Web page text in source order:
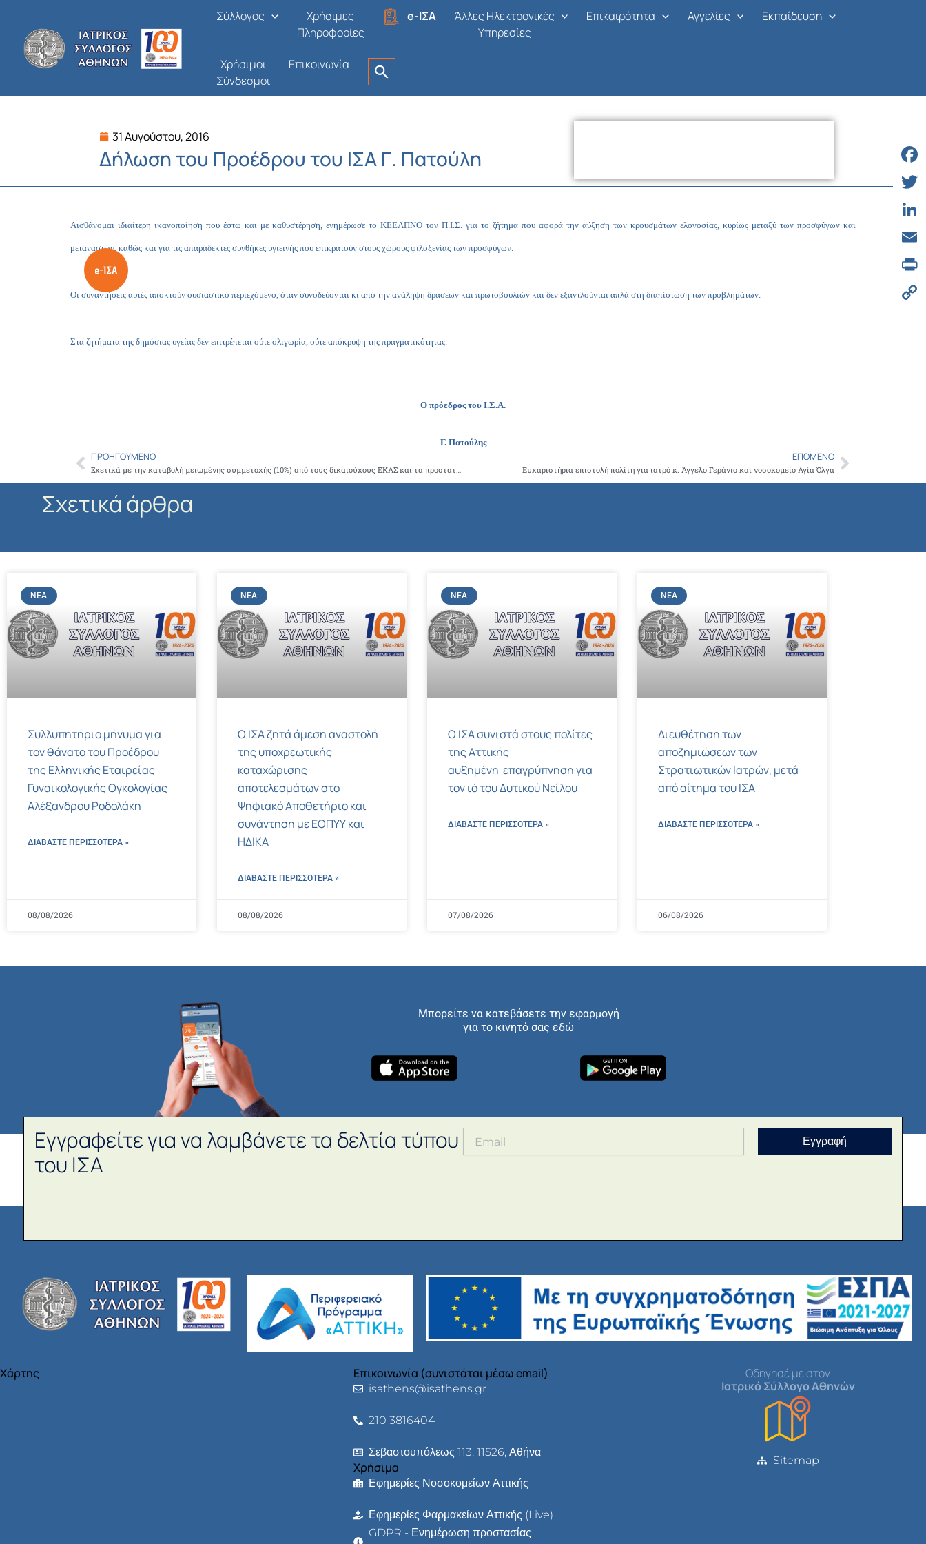
περιεχόμενο
Σύλλογος
Χρήσιμες
Πληροφορίες
e-ΙΣΑ
Άλλες Ηλεκτρονικές
Υπηρεσίες
Επικαιρότητα Αγγελίες Εκπαίδευση
Χρήσιμοι
Σύνδεσμοι
Επικοινωνία
31 Αυγούστου, 2016
Δήλωση του Προέδρου του ΙΣΑ Γ. Πατούλη
Αισθάνομαι ιδιαίτερη ικανοποίηση που έστω και με καθυστέρηση, ενημέρωσε το ΚΕΕΛΠΝΟ τον Π.Ι.Σ. για το ζήτημα που αφορά την αύξηση των κρουσμάτων ελονοσίας, κυρίως μεταξύ των προσφύγων και
μεταναστών, καθώς και για τις απαράδεκτες συνθήκες υγιεινής που επικρατούν στους χώρους φιλοξενίας των προσφύγων.
Οι συναντήσεις αυτές αποκτούν ουσιαστικό περιεχόμενο, όταν συνοδεύονται κι από την ανάληψη δράσεων και πρωτοβουλιών και δεν εξαντλούνται απλά στη διαπίστωση των προβλημάτων.
Στα ζητήματα της δημόσιας υγείας δεν επιτρέπεται ούτε ολιγωρία, ούτε απόκρυψη της πραγματικότητας.
Ο πρόεδρος του Ι.Σ.Α.
Γ. Πατούλης
Prev
ΠΡΟΗΓΟΎΜΕΝΟ
Σχετικά με την καταβολή μειωμένης συμμετοχής (10%) από τους δικαιούχους ΕΚΑΣ και τα προστατευόμενα μέλη των οικογενειών τους για όλα τα φάρμακα ιών ηοσς για όλα ηα θάρμακα»
ΕΠΌΜΕΝΟ
Ευχαριστήρια επιστολή πολίτη για ιατρό κ. Άγγελο Γεράνιο και νοσοκομείο Αγία ΌλγαNext
Σχετικά άρθρα
ΝΈΑ
Συλλυπητήριο μήνυμα για
τον θάνατο του Προέδρου
της Ελληνικής Εταιρείας
Γυναικολογικής Ογκολογίας
Αλέξανδρου Ροδολάκη
ΔΙΑΒΑΣΤΕ ΠΕΡΙΣΣΌΤΕΡΑ »
08/08/2026
ΝΈΑ
Ο ΙΣΑ ζητά άμεση αναστολή
της υποχρεωτικής
καταχώρισης
αποτελεσμάτων στο
Ψηφιακό Αποθετήριο και
συνάντηση με ΕΟΠΥΥ και
ΗΔΙΚΑ
ΔΙΑΒΑΣΤΕ ΠΕΡΙΣΣΌΤΕΡΑ »
08/08/2026
ΝΈΑ
Ο ΙΣΑ συνιστά στους πολίτες
της Αττικής
αυξημένη επαγρύπνηση για
τον ιό του Δυτικού Νείλου
ΔΙΑΒΑΣΤΕ ΠΕΡΙΣΣΌΤΕΡΑ »
07/08/2026
ΝΈΑ
Διευθέτηση των
αποζημιώσεων των
Στρατιωτικών Ιατρών, μετά
από αίτημα του ΙΣΑ
ΔΙΑΒΑΣΤΕ ΠΕΡΙΣΣΌΤΕΡΑ »
06/08/2026
Μπορείτε να κατεβάσετε την εφαρμογή
για το κινητό σας εδώ
Εγγραφείτε για να λαμβάνετε τα δελτία τύπου
του ΙΣΑ
Εγγραφή
Χάρτης Επικοινωνία (συνιστάται μέσω email)
isathens@isathens.gr
210 3816404
Σεβαστουπόλεως 113, 11526, Αθήνα
Χρήσιμα
Εφημερίες Νοσοκομείων Αττικής
Εφημερίες Φαρμακείων Αττικής (Live)
GDPR - Ενημέρωση προστασίας
Οδήγησέ με στον
Ιατρικό Σύλλογο Αθηνών
Sitemap
Email
Print